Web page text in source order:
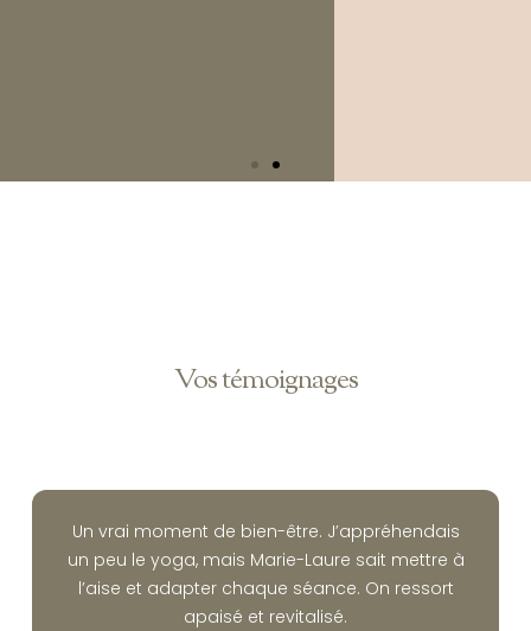
L’énergie vitale qui anime le
être et d’équilibre.
EN SAVOIR PLUS
Vos témoignages
Un vrai moment de bien-être. J’appréhendais
un peu le yoga, mais Marie-Laure sait mettre à
l’aise et adapter chaque séance. On ressort
apaisé et revitalisé.